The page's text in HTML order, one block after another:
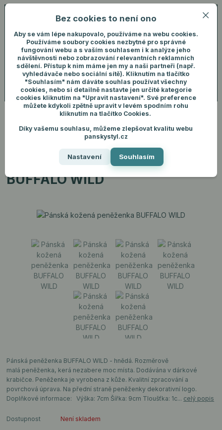
Menu
+420 731 292 460
Přihlášení
Hledat
ks
Úvod Pánské doplňky Peněženky
Pánská kožená peněženka
Pánská kožená peněženka
BUFFALO WILD
Pánská peněženka BUFFALO WILD - hnědá. Rozměrově
malá peněženka, kerá nezabere moc místa. Dodávána v dárkové
krabičce. Peněženka je vyrobena z kůže. Kvalitní zpracování a
povrchová úprava. Na přední straně peněženky dekorativní logo.
Doplňkové informace: Výška: 7cm Šířka: 9cm Tloušťka: 1c... celý popis
Dostupnost Není skladem
Bez cookies to není ono
Aby se vám lépe nakupovalo, používáme na webu cookies.
Používáme soubory cookies nezbytné pro správné
fungování webu a s vaším souhlasem i k analýze jeho
návštěvnosti nebo zobrazování relevantních reklamních
sdělení. Přístup k nim máme jen my a naši partneři (např.
vyhledávače nebo sociální sítě). Kliknutím na tlačítko
"Souhlasím" nám dáváte souhlas používat všechny
cookies, nebo si detailně nastavte jen určité kategorie
cookies kliknutím na "Upravit nastavení". Své preference
můžete kdykoli zpětně upravit v levém spodním rohu
kliknutím na tlačítko Cookies.
Díky vašemu souhlasu, můžeme zlepšovat kvalitu webu
panskystyl.cz
Nastavení Souhlasím